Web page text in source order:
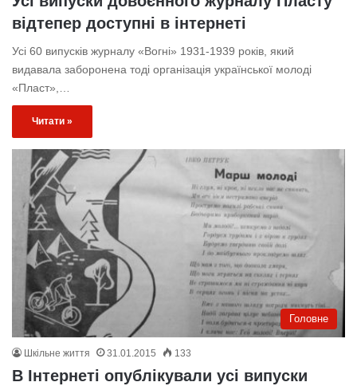
відтепер доступні в інтернеті
Усі 60 випусків журналу «Вогні» 1931-1939 років, який
видавала заборонена тоді організація української молоді
«Пласт»,…
Читати »
Головне
Шкільне життя 31.01.2015 133
В Інтернеті опублікували усі випуски